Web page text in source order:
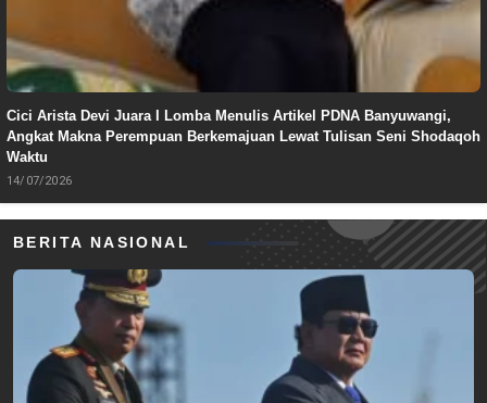
Cici Arista Devi Juara I Lomba Menulis Artikel PDNA Banyuwangi,
Angkat Makna Perempuan Berkemajuan Lewat Tulisan Seni Shodaqoh
Waktu
14/07/2026
BERITA NASIONAL